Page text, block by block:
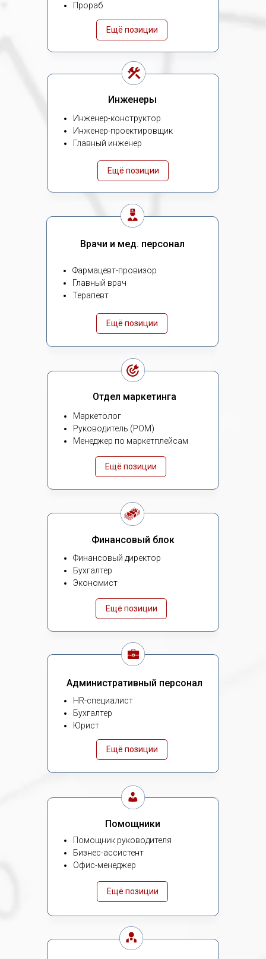
Прораб
Ещё позиции
Инженеры
Инженер-конструктор
Инженер-проектировщик
Главный инженер
Ещё позиции
Врачи и мед. персонал
Фармацевт-провизор
Главный врач
Терапевт
Ещё позиции
Отдел маркетинга
Маркетолог
Руководитель (РОМ)
Менеджер по маркетплейсам
Ещё позиции
Финансовый блок
Финансовый директор
Бухгалтер
Экономист
Ещё позиции
Административный персонал
HR-специалист
Бухгалтер
Юрист
Ещё позиции
Помощники
Помощник руководителя
Бизнес-ассистент
Офис-менеджер
Ещё позиции